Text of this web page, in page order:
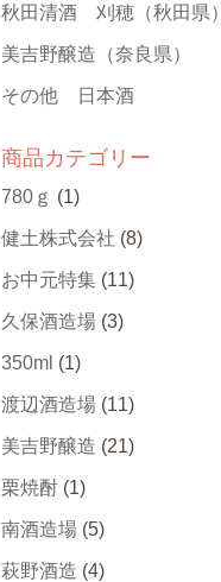
秋田清酒 刈穂 （秋田県）
美吉野醸造 （奈良県）
その他 日本酒
商品カテゴリー
780ｇ (1)
健土株式会社 (8)
お中元特集 (11)
久保酒造場 (3)
350ml (1)
渡辺酒造場 (11)
美吉野醸造 (21)
栗焼酎 (1)
南酒造場 (5)
萩野酒造 (4)